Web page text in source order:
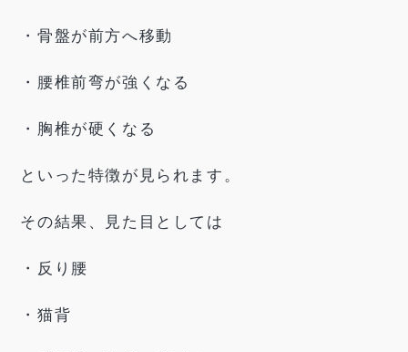
・骨盤が前方へ移動
・腰椎前弯が強くなる
・胸椎が硬くなる
といった特徴が見られます。
その結果、見た目としては
・反り腰
・猫背